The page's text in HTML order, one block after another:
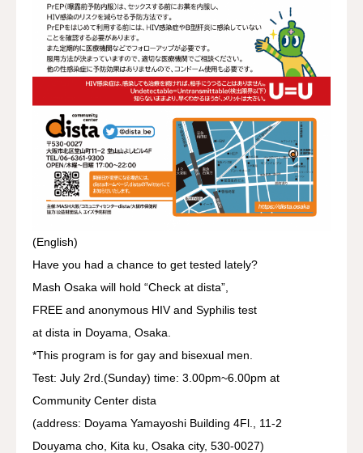
(English)
Have you had a chance to get tested lately?
Mash Osaka will hold “Check at dista”,
FREE and anonymous HIV and Syphilis test
at dista in Doyama, Osaka.
*This program is for gay and bisexual men.
Test: July 2rd.(Sunday) time: 3.00pm~6.00pm at
Community Center dista
(address: Doyama Yamayoshi Building 4Fl., 11-2
Douyama cho, Kita ku, Osaka city, 530-0027)